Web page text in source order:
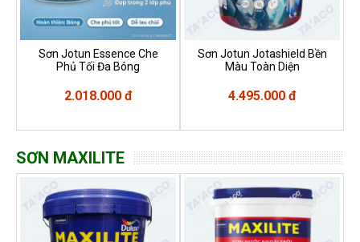
Sơn Jotun Essence Che
Phủ Tối Đa Bóng
2.018.000 đ
Sơn Jotun Jotashield Bền
Màu Toàn Diện
4.495.000 đ
SƠN MAXILITE